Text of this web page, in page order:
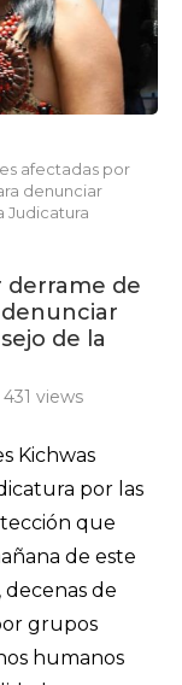
afectadas por
denunciar
Judicatura
derrame de
de la
431 views
Kichwas
por las
que
de este
de
grupos
humanos